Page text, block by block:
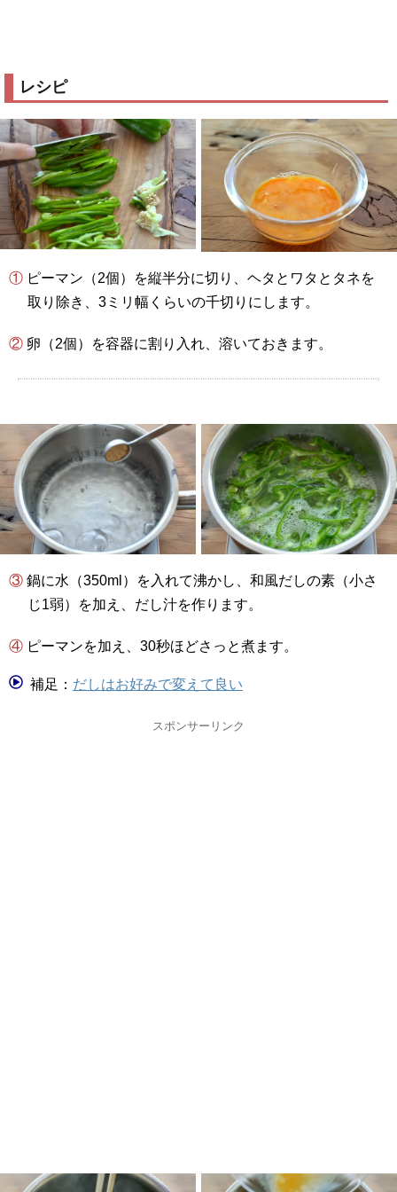
レシピ
① ピーマン（2個）を縦半分に切り、ヘタとワタとタネを
取り除き、3ミリ幅くらいの千切りにします。
② 卵（2個）を容器に割り入れ、溶いておきます。
③ 鍋に水（350ml）を入れて沸かし、和風だしの素（小さ
じ1弱）を加え、だし汁を作ります。
④ ピーマンを加え、30秒ほどさっと煮ます。
補足： だしはお好みで変えて良い
スポンサーリンク